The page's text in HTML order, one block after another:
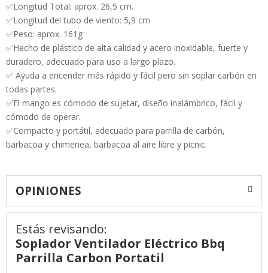
✅Longitud Total: aprox. 26,5 cm.
✅Longitud del tubo de viento: 5,9 cm
✅Peso: aprox. 161g
✅Hecho de plástico de alta calidad y acero inoxidable, fuerte y
duradero, adecuado para uso a largo plazo.
✅ Ayuda a encender más rápido y fácil pero sin soplar carbón en
todas partes.
✅El mango es cómodo de sujetar, diseño inalámbrico, fácil y
cómodo de operar.
✅Compacto y portátil, adecuado para parrilla de carbón,
barbacoa y chimenea, barbacoa al aire libre y picnic.
OPINIONES
Estás revisando:
Soplador Ventilador Eléctrico Bbq
Parrilla Carbon Portatil